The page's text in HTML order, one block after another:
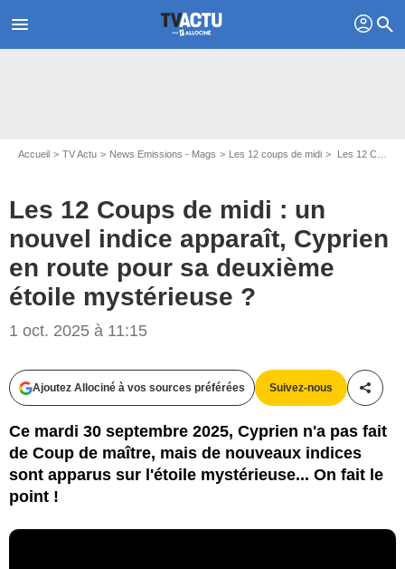
menu profil search
Accueil TV Actu News Emissions - Mags Les 12 coups de midi Les 12 Coups de midi : un nouvel indice apparaît, Cyprien en route pour sa deuxième étoile mystérieuse ?
Les 12 Coups de midi : un
nouvel indice apparaît, Cyprien
en route pour sa deuxième
étoile mystérieuse ?
1 oct. 2025 à 11:15
Ajoutez Allociné à vos sources préférées Suivez-nous
Ce mardi 30 septembre 2025, Cyprien n'a pas fait
de Coup de maître, mais de nouveaux indices
sont apparus sur l'étoile mystérieuse... On fait le
point !